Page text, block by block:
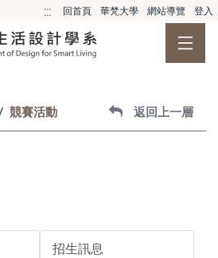
::: 回首頁 華梵大學 網站導覽 登入
競賽活動 返回上一層
招生訊息